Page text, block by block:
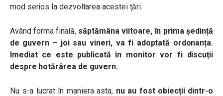
mod serios la dezvoltarea acestei țări.
Având forma finală, săptămâna viitoare, în prima ședință
de guvern – joi sau vineri, va fi adoptată ordonanța.
Imediat ce este publicată în monitor vor fi discuții
despre hotărârea de guvern.
Nu s-a lucrat în maniera asta, nu au fost obiecții dintr-o